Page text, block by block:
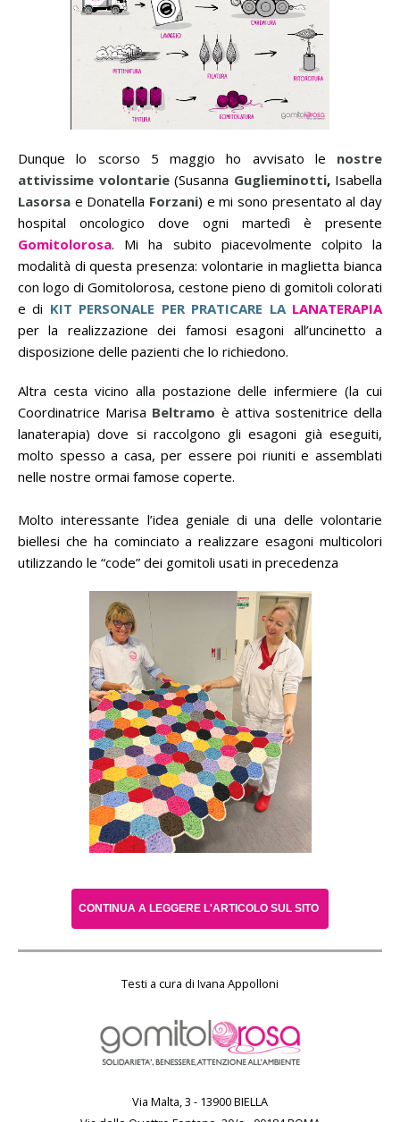
Dunque lo scorso 5 maggio ho avvisato le nostre
attivissime volontarie (Susanna Guglieminotti, Isabella
Lasorsa e Donatella Forzani) e mi sono presentato al day
hospital oncologico dove ogni martedì è presente
Gomitolorosa. Mi ha subito piacevolmente colpito la
modalità di questa presenza: volontarie in maglietta bianca
con logo di Gomitolorosa, cestone pieno di gomitoli colorati
e di KIT PERSONALE PER PRATICARE LALANATERAPIA
per la realizzazione dei famosi esagoni all’uncinetto a
disposizione delle pazienti che lo richiedono.
Altra cesta vicino alla postazione delle infermiere (la cui
Coordinatrice Marisa Beltramo è attiva sostenitrice della
lanaterapia) dove si raccolgono gli esagoni già eseguiti,
molto spesso a casa, per essere poi riuniti e assemblati
nelle nostre ormai famose coperte.
Molto interessante l’idea geniale di una delle volontarie
biellesi che ha cominciato a realizzare esagoni multicolori
utilizzando le “code” dei gomitoli usati in precedenza
CONTINUA A LEGGERE L'ARTICOLO SUL SITO
Testi a cura di Ivana Appolloni
Via Malta, 3 - 13900 BIELLA